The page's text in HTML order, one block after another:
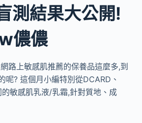
測結果大公開!
儂儂
路上敏感肌推薦的保養品這麼多,到
呢? 這個月小編特別從DCARD、
敏感肌乳液/乳霜,針對質地、成